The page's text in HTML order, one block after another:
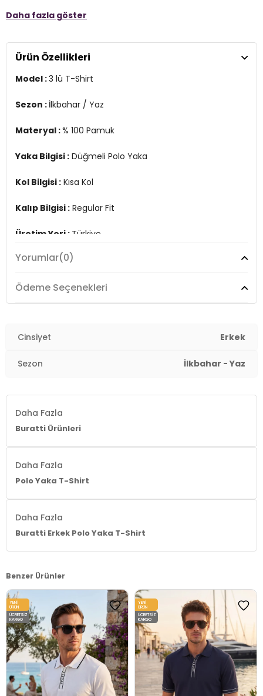
Kol Bilgisi :Kısa Kol
Üretim Yeri :Türkiye
Daha fazla göster
Ürün Özellikleri
Model :3 lü T-Shirt
Sezon : İlkbahar / Yaz
Materyal :% 100 Pamuk
Yaka Bilgisi : Düğmeli Polo Yaka
Kol Bilgisi : Kısa Kol
Kalıp Bilgisi : Regular Fit
Üretim Yeri : Türkiye
Yorumlar(0)
Ödeme Seçenekleri
Cinsiyet Erkek
Sezon İlkbahar - Yaz
Daha Fazla
Buratti Ürünleri
Daha Fazla
Polo Yaka T-Shirt
Daha Fazla
Buratti Erkek Polo Yaka T-Shirt
Benzer Ürünler
YENI
ÜRÜN
ÜCRETSIZ
KARGO
YENI
ÜRÜN
ÜCRETSIZ
KARGO